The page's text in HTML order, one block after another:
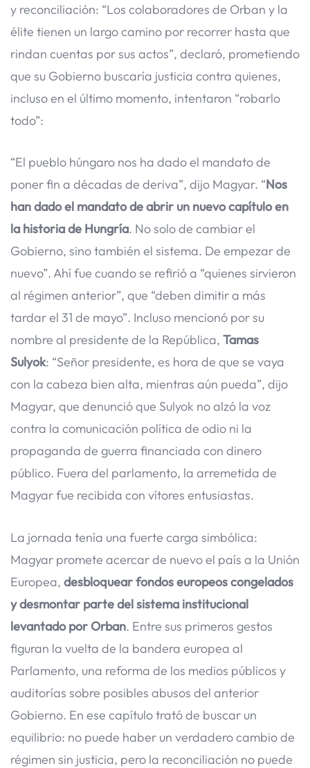
y reconciliación: “Los colaboradores de Orban y la
élite tienen un largo camino por recorrer hasta que
rindan cuentas por sus actos”, declaró, prometiendo
que su Gobierno buscaría justicia contra quienes,
incluso en el último momento, intentaron “robarlo
todo”:
“El pueblo húngaro nos ha dado el mandato de
poner fin a décadas de deriva”, dijo Magyar. “Nos
han dado el mandato de abrir un nuevo capítulo en
la historia de Hungría. No solo de cambiar el
Gobierno, sino también el sistema. De empezar de
nuevo”. Ahí fue cuando se refirió a “quienes sirvieron
al régimen anterior”, que “deben dimitir a más
tardar el 31 de mayo”. Incluso mencionó por su
nombre al presidente de la República, Tamas
Sulyok: “Señor presidente, es hora de que se vaya
con la cabeza bien alta, mientras aún pueda”, dijo
Magyar, que denunció que Sulyok no alzó la voz
contra la comunicación política de odio ni la
propaganda de guerra financiada con dinero
público. Fuera del parlamento, la arremetida de
Magyar fue recibida con vítores entusiastas.
La jornada tenía una fuerte carga simbólica:
Magyar promete acercar de nuevo el país a la Unión
Europea, desbloquear fondos europeos congelados
y desmontar parte del sistema institucional
levantado por Orban. Entre sus primeros gestos
figuran la vuelta de la bandera europea al
Parlamento, una reforma de los medios públicos y
auditorías sobre posibles abusos del anterior
Gobierno. En ese capítulo trató de buscar un
equilibrio: no puede haber un verdadero cambio de
régimen sin justicia, pero la reconciliación no puede